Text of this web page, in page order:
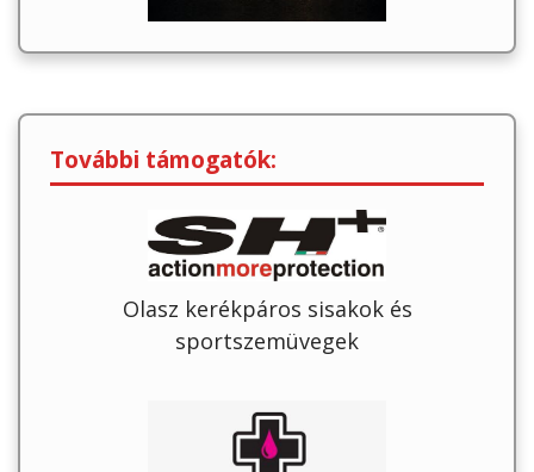
További támogatók:
Olasz kerékpáros sisakok és
sportszemüvegek